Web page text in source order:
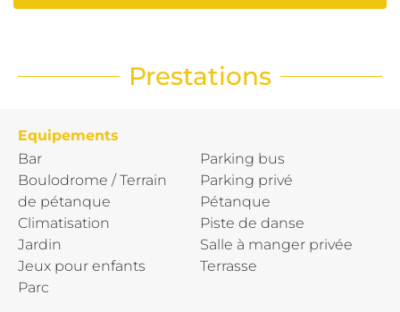
Prestations
Equipements
Bar
Boulodrome / Terrain
de pétanque
Climatisation
Jardin
Jeux pour enfants
Parc
Parking bus
Parking privé
Pétanque
Piste de danse
Salle à manger privée
Terrasse